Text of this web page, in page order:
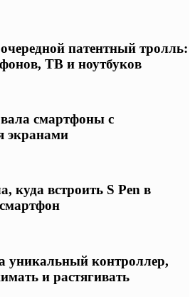
патентный тролль:
ТВ и ноутбуков
смартфоны с
экранами
куда встроить S Pen в
уникальный контроллер,
и растягивать